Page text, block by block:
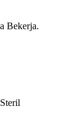
Bekerja.